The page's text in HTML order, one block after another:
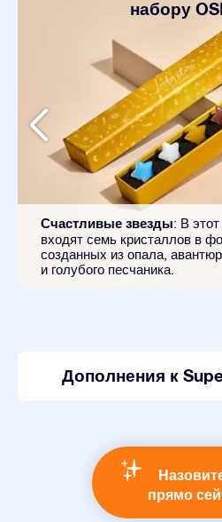
набору
Счастливые звезды: В
входят семь кристаллов в
созданных из опала,
и голубого песчаника.
Дополнения к
прямо